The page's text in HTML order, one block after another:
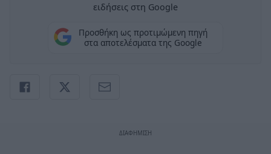
ειδήσεις στη Google
Προσθήκη ως προτιμώμενη πηγή
στα αποτελέσματα της Google